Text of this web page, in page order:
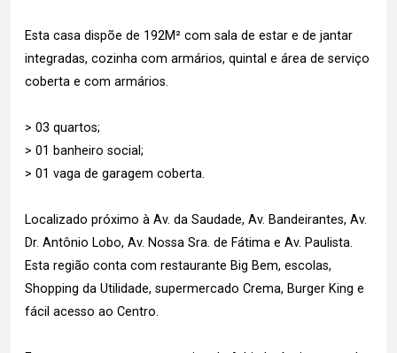
Esta casa dispõe de 192M² com sala de estar e de jantar
integradas, cozinha com armários, quintal e área de serviço
coberta e com armários.
> 03 quartos;
> 01 banheiro social;
> 01 vaga de garagem coberta.
Localizado próximo à Av. da Saudade, Av. Bandeirantes, Av.
Dr. Antônio Lobo, Av. Nossa Sra. de Fátima e Av. Paulista.
Esta região conta com restaurante Big Bem, escolas,
Shopping da Utilidade, supermercado Crema, Burger King e
fácil acesso ao Centro.